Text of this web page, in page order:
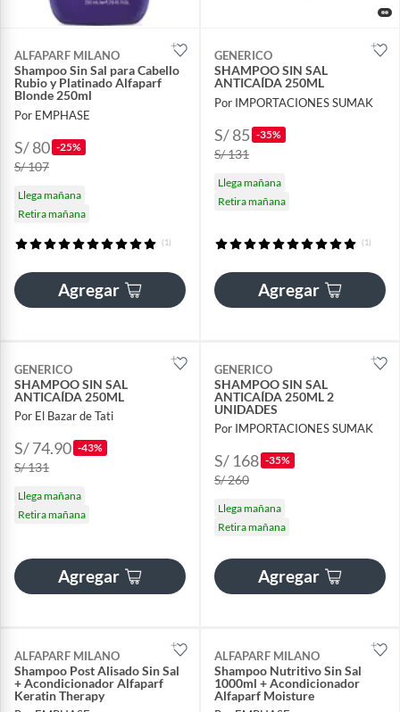
ALFAPARF MILANO
Shampoo Sin Sal para Cabello
Rubio y Platinado Alfaparf
Blonde 250ml
Por EMPHASE
S/ 80 -25%
S/ 107
Llega mañana
Retira mañana
(1)
Agregar
GENERICO
SHAMPOO SIN SAL
ANTICAÍDA 250ML
Por IMPORTACIONES SUMAK
S/ 85 -35%
S/ 131
Llega mañana
Retira mañana
(1)
Agregar
GENERICO
SHAMPOO SIN SAL
ANTICAÍDA 250ML
Por El Bazar de Tati
S/ 74.90 -43%
S/ 131
Llega mañana
Retira mañana
Agregar
GENERICO
SHAMPOO SIN SAL
ANTICAÍDA 250ML 2
UNIDADES
Por IMPORTACIONES SUMAK
S/ 168 -35%
S/ 260
Llega mañana
Retira mañana
Agregar
ALFAPARF MILANO
Shampoo Post Alisado Sin Sal
+ Acondicionador Alfaparf
Keratin Therapy
ALFAPARF MILANO
Shampoo Nutritivo Sin Sal
1000ml + Acondicionador
Alfaparf Moisture